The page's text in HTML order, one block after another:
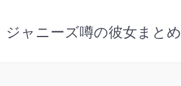
ジャニーズ噂の彼女まとめ